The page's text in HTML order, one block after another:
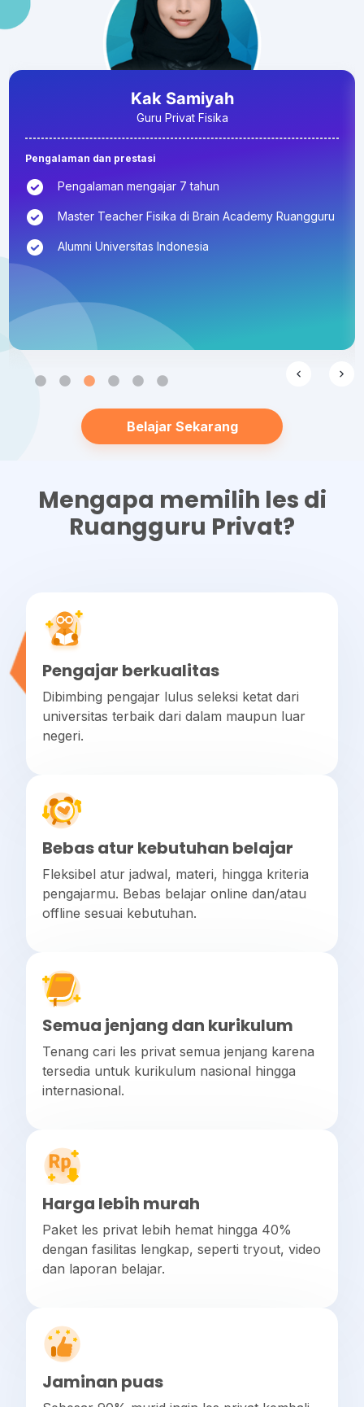
Kak Samiyah
Guru Privat Fisika
Pengalaman dan prestasi
Pengalaman mengajar 7 tahun
Master Teacher Fisika di Brain Academy Ruangguru
Alumni Universitas Indonesia
Belajar Sekarang
Mengapa memilih les di
Ruangguru Privat?
Pengajar berkualitas
Dibimbing pengajar lulus seleksi ketat dari
universitas terbaik dari dalam maupun luar
negeri.
Bebas atur kebutuhan belajar
Fleksibel atur jadwal, materi, hingga kriteria
pengajarmu. Bebas belajar online dan/atau
offline sesuai kebutuhan.
Semua jenjang dan kurikulum
Tenang cari les privat semua jenjang karena
tersedia untuk kurikulum nasional hingga
internasional.
Harga lebih murah
Paket les privat lebih hemat hingga 40%
dengan fasilitas lengkap, seperti tryout, video
dan laporan belajar.
Jaminan puas